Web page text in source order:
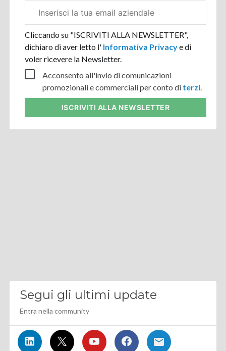
aziendale
Cliccando su "ISCRIVITI ALLA NEWSLETTER",
dichiaro di aver letto l' Informativa Privacye di
voler ricevere la Newsletter.
Acconsento all'invio di comunicazioni
promozionali e commerciali per conto di terzi.
ISCRIVITI ALLA NEWSLETTER
Segui gli ultimi update
Entra nella community